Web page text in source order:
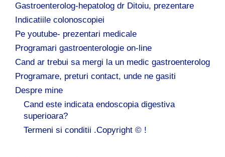
Gastroenterolog-hepatolog dr Ditoiu, prezentare
Indicatiile colonoscopiei
Pe youtube- prezentari medicale
Programari gastroenterologie on-line
Cand ar trebui sa mergi la un medic gastroenterolog
Programare, preturi contact, unde ne gasiti
Despre mine
Cand este indicata endoscopia digestiva
superioara?
Termeni si conditii .Copyright © !